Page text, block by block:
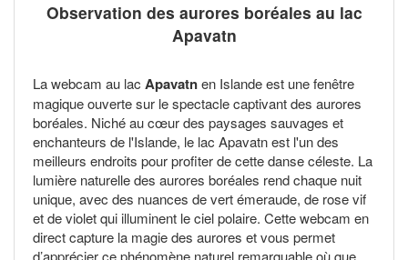
Observation des aurores boréales au lac
Apavatn
La webcam au lac Apavatnen Islande est une fenêtre
magique ouverte sur le spectacle captivant des aurores
boréales. Niché au cœur des paysages sauvages et
enchanteurs de l'Islande, le lac Apavatn est l'un des
meilleurs endroits pour profiter de cette danse céleste. La
lumière naturelle des aurores boréales rend chaque nuit
unique, avec des nuances de vert émeraude, de rose vif
et de violet qui illuminent le ciel polaire. Cette webcam en
direct capture la magie des aurores et vous permet